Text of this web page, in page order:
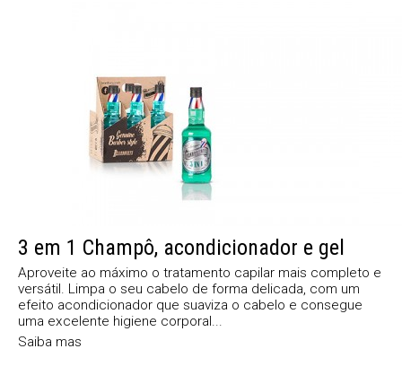
3 em 1 Champô, acondicionador e gel
Aproveite ao máximo o tratamento capilar mais completo e
versátil. Limpa o seu cabelo de forma delicada, com um
efeito acondicionador que suaviza o cabelo e consegue
uma excelente higiene corporal...
Saiba mas